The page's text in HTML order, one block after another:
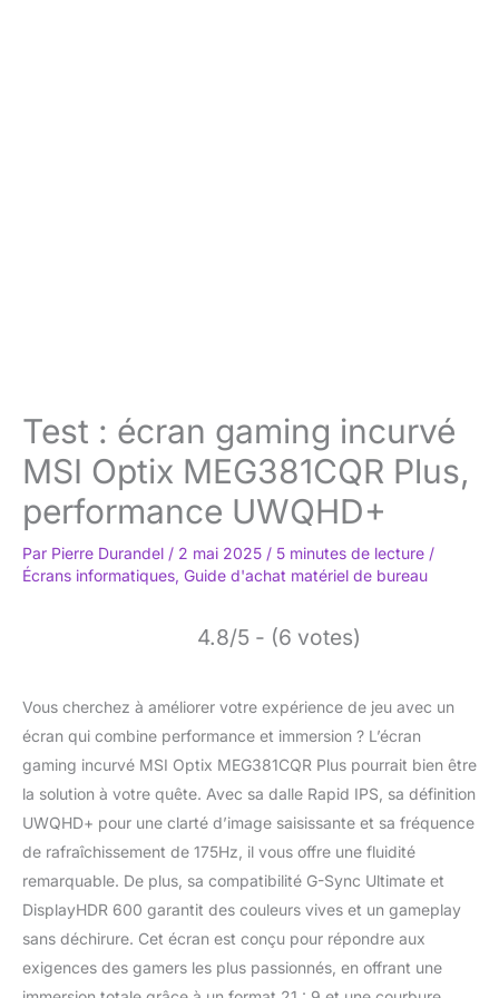
Test : écran gaming incurvé
MSI Optix MEG381CQR Plus,
performance UWQHD+
Par Pierre Durandel / 2 mai 2025 / 5 minutes de lecture /
Écrans informatiques, Guide d'achat matériel de bureau
4.8/5 - (6 votes)
Vous cherchez à améliorer votre expérience de jeu avec un
écran qui combine performance et immersion ? L’écran
gaming incurvé MSI Optix MEG381CQR Plus pourrait bien être
la solution à votre quête. Avec sa dalle Rapid IPS, sa définition
UWQHD+ pour une clarté d’image saisissante et sa fréquence
de rafraîchissement de 175Hz, il vous offre une fluidité
remarquable. De plus, sa compatibilité G-Sync Ultimate et
DisplayHDR 600 garantit des couleurs vives et un gameplay
sans déchirure. Cet écran est conçu pour répondre aux
exigences des gamers les plus passionnés, en offrant une